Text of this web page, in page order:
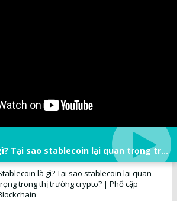
Stablecoin là gì? Tại sao stablecoin lại quan trọng trong thị trường crypto? | Phổ cập Blockchain
là gì? Tại sao stablecoin lại quan
trong thị trường crypto? | Phổ cập